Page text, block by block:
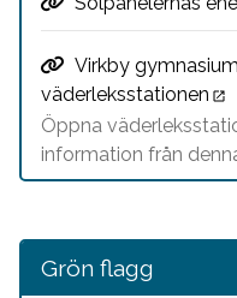
Virkby
väderleksstationen
Öppna
information från
Grön flagg